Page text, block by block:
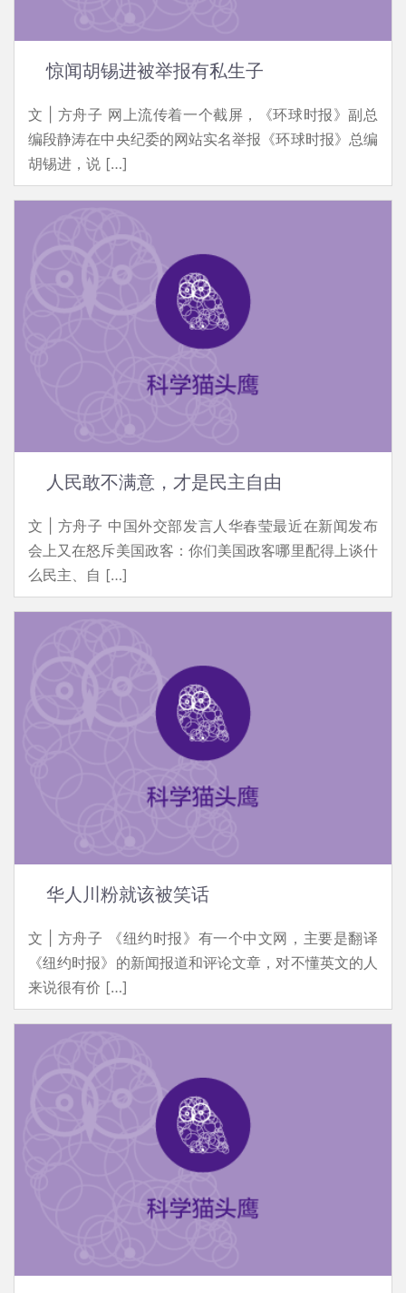
惊闻胡锡进被举报有私生子
文 | 方舟子 网上流传着一个截屏，《环球时报》副总
编段静涛在中央纪委的网站实名举报《环球时报》总编
胡锡进，说 […]
人民敢不满意，才是民主自由
文 | 方舟子 中国外交部发言人华春莹最近在新闻发布
会上又在怒斥美国政客：你们美国政客哪里配得上谈什
么民主、自 […]
华人川粉就该被笑话
文 | 方舟子 《纽约时报》有一个中文网，主要是翻译
《纽约时报》的新闻报道和评论文章，对不懂英文的人
来说很有价 […]